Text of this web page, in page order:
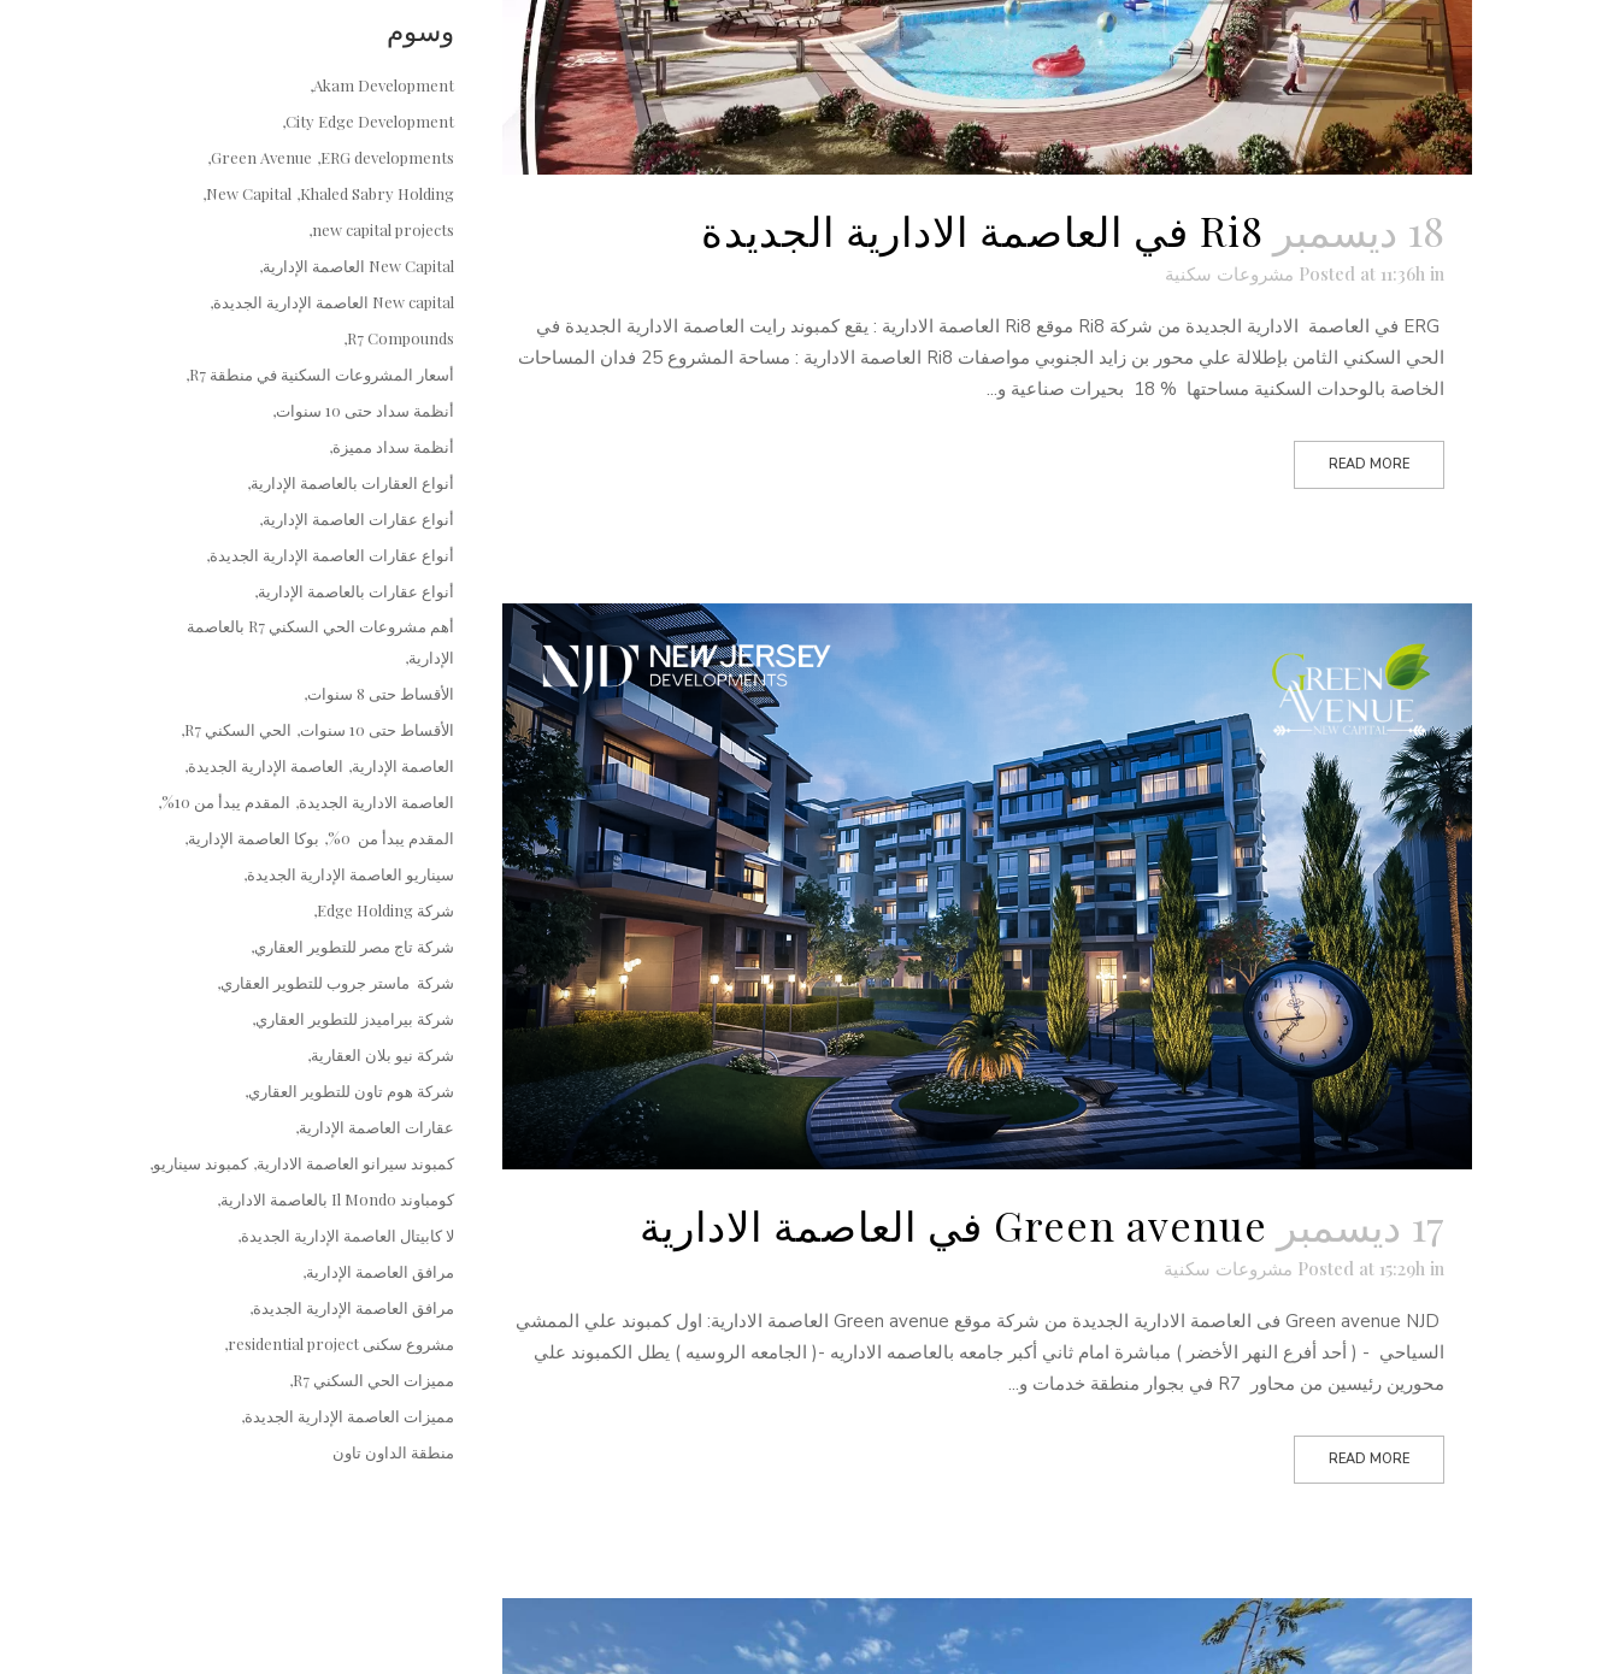
18 ديسمبر Ri8 في العاصمة الادارية الجديدة
Posted at 11:36h in مشروعات سكنية
ERG في العاصمة الادارية الجديدة من شركة Ri8 موقع Ri8 العاصمة الادارية : يقع كمبوند رايت العاصمة الادارية الجديدة في
الحي السكني الثامن بإطلالة علي محور بن زايد الجنوبي مواصفات Ri8 العاصمة الادارية : مساحة المشروع 25 فدان المساحات
الخاصة بالوحدات السكنية مساحتها % 18 بحيرات صناعية و...
READ MORE
17 ديسمبر Green avenue في العاصمة الادارية
Posted at 15:29h in مشروعات سكنية
Green avenue NJD فى العاصمة الادارية الجديدة من شركة موقع Green avenue العاصمة الادارية: اول كمبوند علي الممشي
السياحي - ( أحد أفرع النهر الأخضر ) مباشرة امام ثاني أكبر جامعه بالعاصمه الاداريه -( الجامعه الروسيه ) يطل الكمبوند علي
محورين رئيسين من محاور R7 في بجوار منطقة خدمات و...
READ MORE
وسوم
Akam Development
City Edge Development
ERG developments
Green Avenue
Khaled Sabry Holding
New Capital
new capital projects
New Capital العاصمة الإدارية
New capital العاصمة الإدارية الجديدة
R7 Compounds
أسعار المشروعات السكنية في منطقة R7
أنظمة سداد حتى 10 سنوات
أنظمة سداد مميزة
أنواع العقارات بالعاصمة الإدارية
أنواع عقارات العاصمة الإدارية
أنواع عقارات العاصمة الإدارية الجديدة
أنواع عقارات بالعاصمة الإدارية
أهم مشروعات الحي السكني R7 بالعاصمة
الإدارية
الأقساط حتى 8 سنوات
الأقساط حتى 10 سنوات
الحي السكني R7
العاصمة الإدارية العاصمة الإدارية الجديدة
العاصمة الادارية الجديدة المقدم يبدأ من 10%
المقدم يبدأ من 0%
بوكا العاصمة الإدارية
سيناريو العاصمة الإدارية الجديدة
شركة Edge Holding
شركة تاج مصر للتطوير العقاري
شركة ماستر جروب للتطوير العقاري
شركة بيراميدز للتطوير العقاري
شركة نيو بلان العقارية
شركة هوم تاون للتطوير العقاري
عقارات العاصمة الإدارية
كمبوند سيرانو العاصمة الادارية كمبوند سيناريو
كومباوند Il Mondo بالعاصمة الادارية
لا كابيتال العاصمة الإدارية الجديدة
مرافق العاصمة الإدارية
مرافق العاصمة الإدارية الجديدة
مشروع سكنى residential project
مميزات الحي السكني R7
مميزات العاصمة الإدارية الجديدة
منطقة الداون تاون